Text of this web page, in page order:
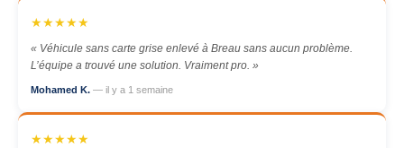
★★★★★
« Véhicule sans carte grise enlevé à Breau sans aucun problème.
L’équipe a trouvé une solution. Vraiment pro. »
Mohamed K. — il y a 1 semaine
★★★★★